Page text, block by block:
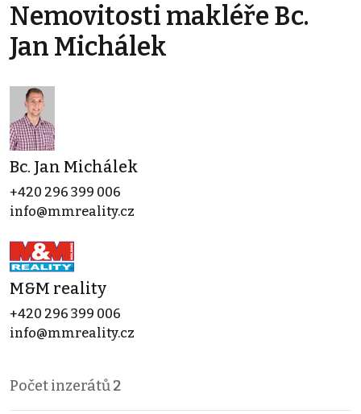
Nemovitosti makléře Bc.
Jan Michálek
Bc. Jan Michálek
+420 296 399 006
info@mmreality.cz
M&M reality
+420 296 399 006
info@mmreality.cz
Počet inzerátů2